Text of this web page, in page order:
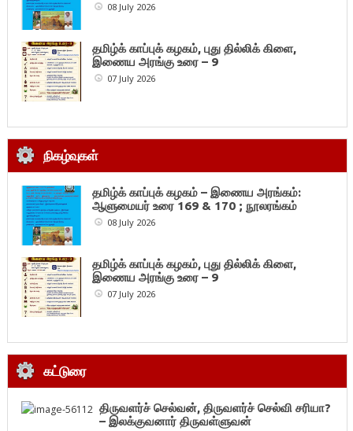
08 July 2026
தமிழ்க் காப்புக் கழகம், புது தில்லிக் கிளை,
இணைய அரங்கு உரை – 9
07 July 2026
நிகழ்வுகள்
தமிழ்க் காப்புக் கழகம் – இணைய அரங்கம்:
ஆளுமையர் உரை 169 & 170 ; நூலரங்கம்
08 July 2026
தமிழ்க் காப்புக் கழகம், புது தில்லிக் கிளை,
இணைய அரங்கு உரை – 9
07 July 2026
கட்டுரை
திருவளர்ச் செல்வன், திருவளர்ச் செல்வி சரியா?
– இலக்குவனார் திருவள்ளுவன்